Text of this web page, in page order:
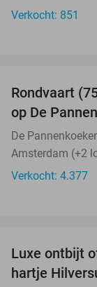
Verkocht: 851
Rondvaart
op De
De
Amsterdam (+2
Verkocht: 4.377
Luxe ontbijt
hartje